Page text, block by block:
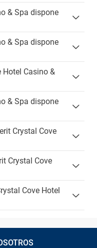
& Spa dispone
& Spa dispone
Hotel Casino &
& Spa dispone
Crystal Cove
Crystal Cove
Cove Hotel